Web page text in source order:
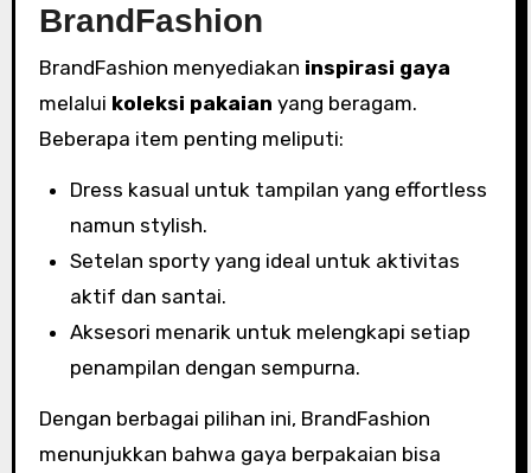
BrandFashion
BrandFashion menyediakan inspirasi gaya
melalui koleksi pakaian yang beragam.
Beberapa item penting meliputi:
Dress kasual untuk tampilan yang effortless
namun stylish.
Setelan sporty yang ideal untuk aktivitas
aktif dan santai.
Aksesori menarik untuk melengkapi setiap
penampilan dengan sempurna.
Dengan berbagai pilihan ini, BrandFashion
menunjukkan bahwa gaya berpakaian bisa